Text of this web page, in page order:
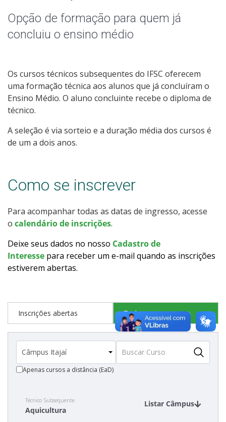
Especialização
Educação a Distância
Todos os Cursos
Resultados
Resultados Vagas Remanescentes
Calendário de inscrições
Cotas
Inscrições e acompanhamento
Vagas Ociosas
Transferências e Retornos
Opção de formação para quem já
concluiu o ensino médio
Os cursos técnicos subsequentes do IFSC oferecem
uma formação técnica aos alunos que já concluíram o
Ensino Médio. O aluno concluinte recebe o diploma de
técnico.
A seleção é via sorteio e a duração média dos cursos é
de um a dois anos.
Como se inscrever
Para acompanhar todas as datas de ingresso, acesse
o calendário de inscrições.
Deixe seus dados no nosso Cadastro de
Interesse para receber um e-mail quando as inscrições
estiverem abertas.
Inscrições abertas Todos os cursos
Apenas cursos a distância (EaD)
Técnico Subsequente
Aquicultura
Listar Câmpus